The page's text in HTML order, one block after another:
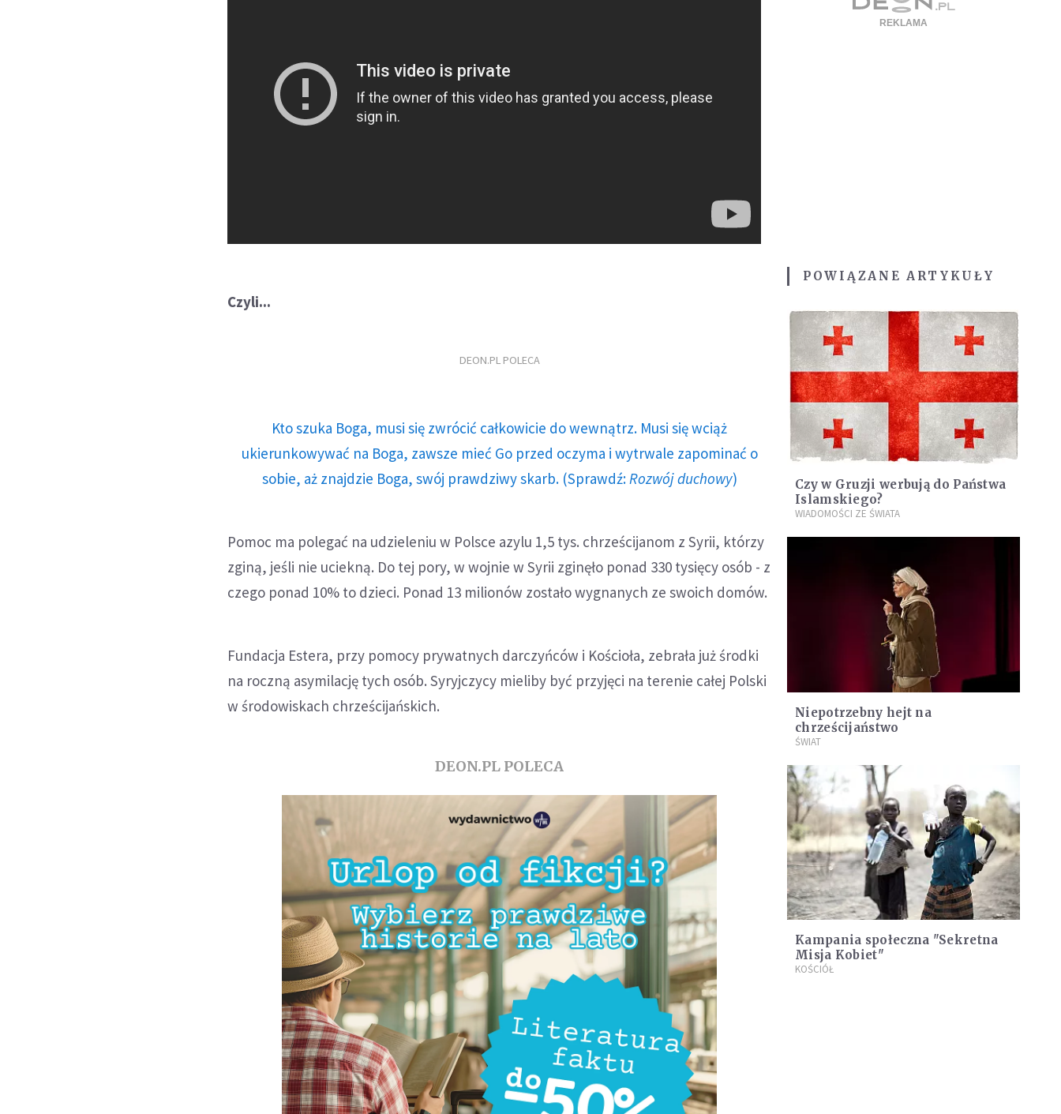
Czyli...
DEON.PL POLECA
Kto szuka Boga, musi się zwrócić całkowicie do wewnątrz. Musi się wciąż
ukierunkowywać na Boga, zawsze mieć Go przed oczyma i wytrwale zapominać o
sobie, aż znajdzie Boga, swój prawdziwy skarb. (Sprawdź: Rozwój duchowy)
Pomoc ma polegać na udzieleniu w Polsce azylu 1,5 tys. chrześcijanom z Syrii, którzy
zginą, jeśli nie uciekną. Do tej pory, w wojnie w Syrii zginęło ponad 330 tysięcy osób - z
czego ponad 10% to dzieci. Ponad 13 milionów zostało wygnanych ze swoich domów.
Fundacja Estera, przy pomocy prywatnych darczyńców i Kościoła, zebrała już środki
na roczną asymilację tych osób. Syryjczycy mieliby być przyjęci na terenie całej Polski
w środowiskach chrześcijańskich.
DEON.PL POLECA
POWIĄZANE ARTYKUŁY
Czy w Gruzji werbują do Państwa
Islamskiego?
WIADOMOŚCI ZE ŚWIATA
Niepotrzebny hejt na
chrześcijaństwo
ŚWIAT
Kampania społeczna "Sekretna
Misja Kobiet"
KOŚCIÓŁ